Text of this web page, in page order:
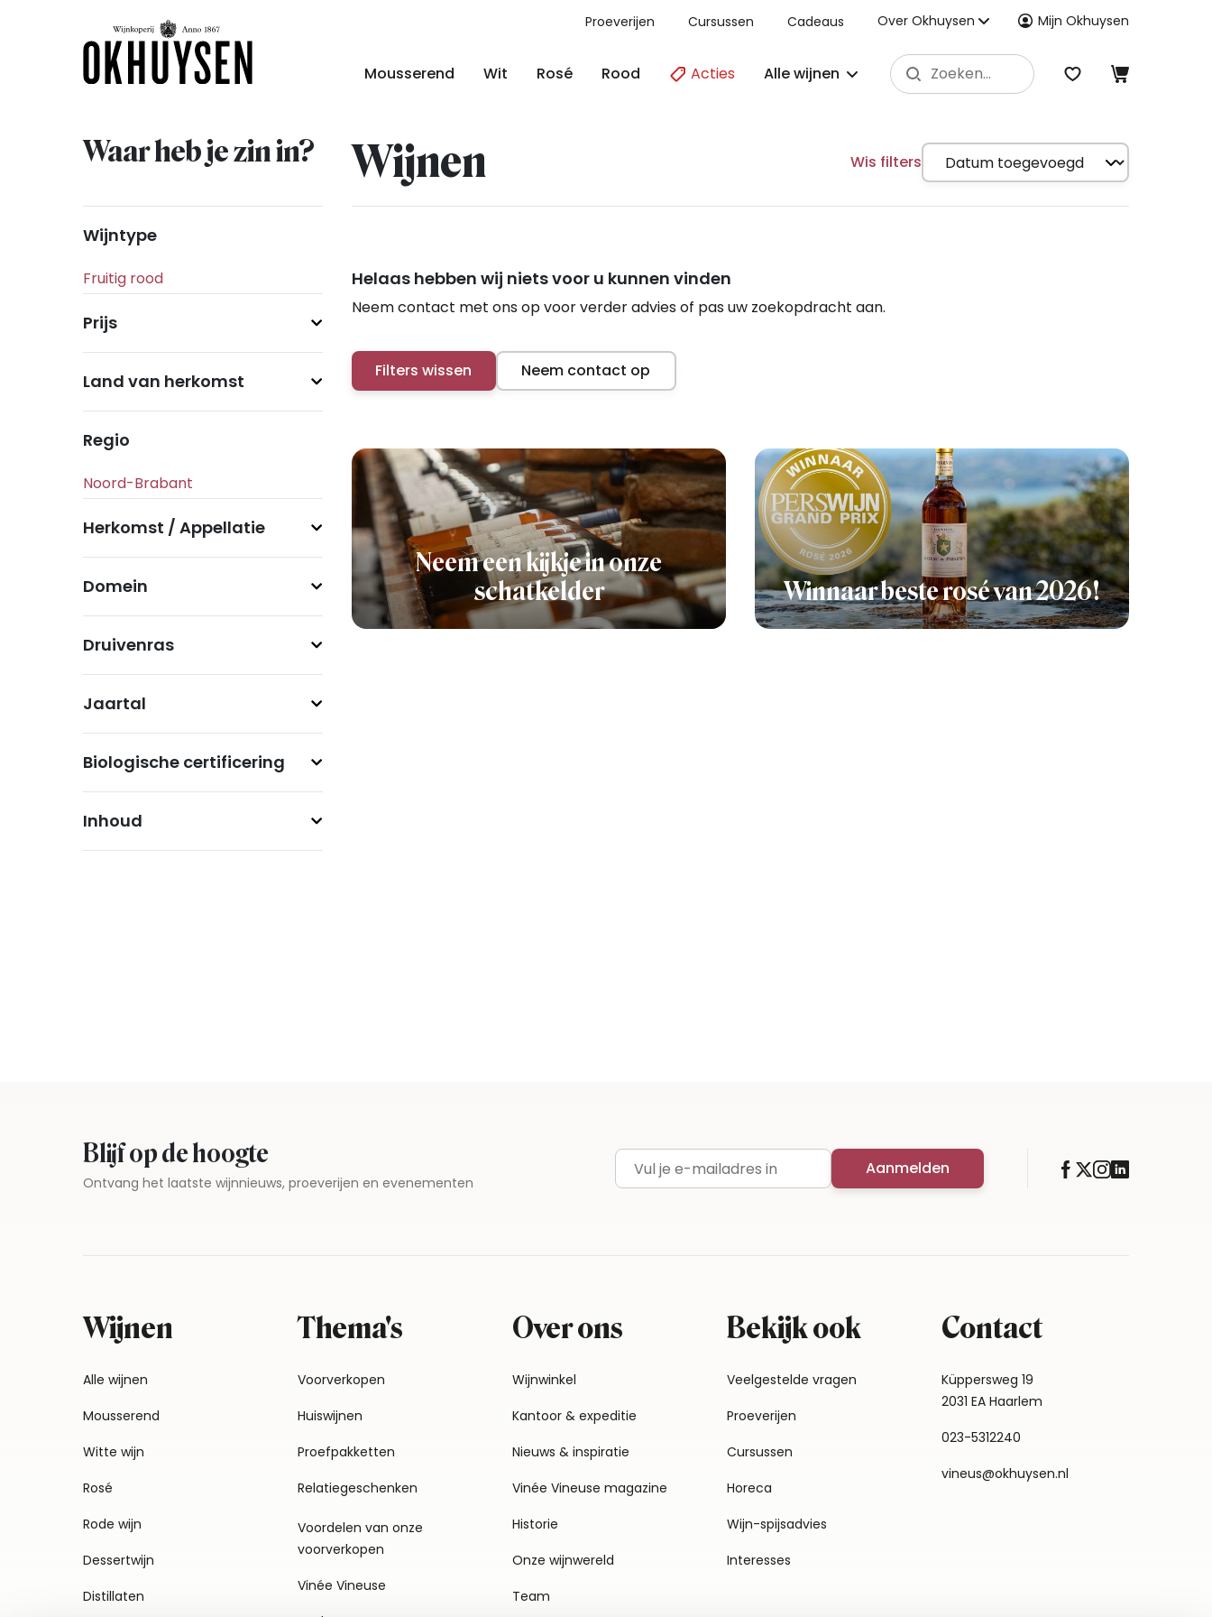
Proeverijen Cursussen Cadeaus Over Okhuysen Mijn Okhuysen
Mousserend Wit Rosé Rood Acties Alle wijnen
Waar heb je zin in? Wijnen Wis filters
Wijntype
Prijs
Land van herkomst
Regio
Herkomst / Appellatie
Domein
Druivenras
Jaartal
Biologische certificering
Inhoud
Helaas hebben wij niets voor u kunnen vinden
Neem contact met ons op voor verder advies of pas uw zoekopdracht aan.
Filters wissen Neem contact op
Neem een kijkje in onze
schatkelder
Winnaar beste rosé van 2026!
Blijf op de hoogte
Ontvang het laatste wijnnieuws, proeverijen en evenementen E-mailadres Aanmelden
Wijnen
Alle wijnen
Mousserend
Witte wijn
Rosé
Rode wijn
Dessertwijn
Distillaten
Thema's
Voorverkopen
Huiswijnen
Proefpakketten
Relatiegeschenken
Voordelen van onze
voorverkopen
Vinée Vineuse
Over ons
Wijnwinkel
Kantoor & expeditie
Nieuws & inspiratie
Vinée Vineuse magazine
Historie
Onze wijnwereld
Team
Bekijk ook
Veelgestelde vragen
Proeverijen
Cursussen
Horeca
Wijn-spijsadvies
Interesses
Contact
Küppersweg 19
2031 EA Haarlem
023-5312240
vineus@okhuysen.nl